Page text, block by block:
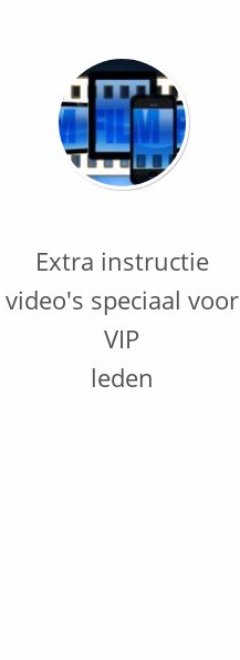
Extra instructie
video's speciaal voor
VIP
leden